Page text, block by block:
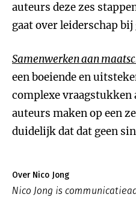
auteurs deze zes
gaat over leiderschap
Samenwerken aan
een boeiende en
complexe vraagstukken
auteurs maken op een
duidelijk dat dat geen
Over Nico Jong
Nico Jong is